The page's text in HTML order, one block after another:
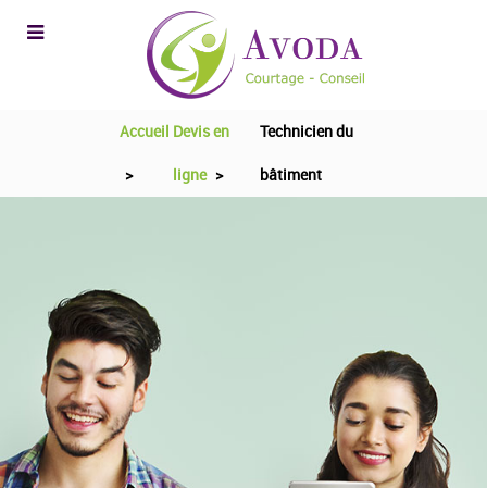
Accueil
>
Devis en
ligne >
Technicien du
bâtiment